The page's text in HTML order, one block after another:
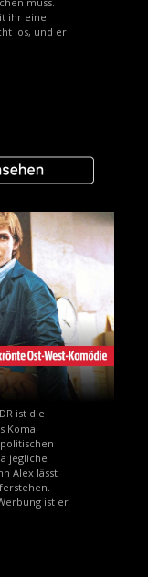
ihr eine
los, und er
ist die
Koma
jegliche
Alex lässt
ist er